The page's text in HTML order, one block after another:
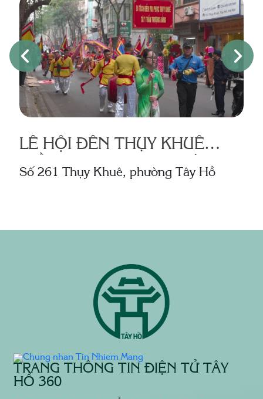
LỄ HỘI ĐỀN THỤY KHUÊ
(ĐỀN VOI PHỤC) – PHƯỜNG
Số 261 Thụy Khuê, phường Tây Hồ
TRANG THÔNG TIN ĐIỆN TỬ TÂY
HỒ 360